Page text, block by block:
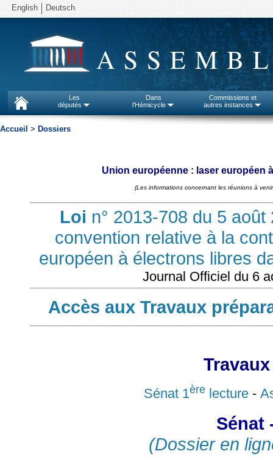
English Deutsch
Les
députés
Dans
l'Hémicycle
Commissions et
autres instances
Accueil > Dossiers
Union européenne : laser européen
(Les informations concernant les réunions à
Loi n° 2013-708 du 5
convention relative à la
européen à électrons libres
Journal Officiel du 6
Accès aux Travaux
Sénat 1ère lecture -
Sénat
(Dossier en